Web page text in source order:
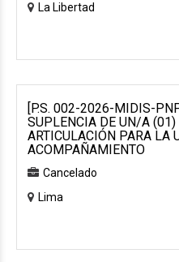
La Libertad
[P.S. 002-2026-MIDIS-
SUPLENCIA DE UN/A
ARTICULACIÓN PARA LA
ACOMPAÑAMIENTO
Cancelado
Lima